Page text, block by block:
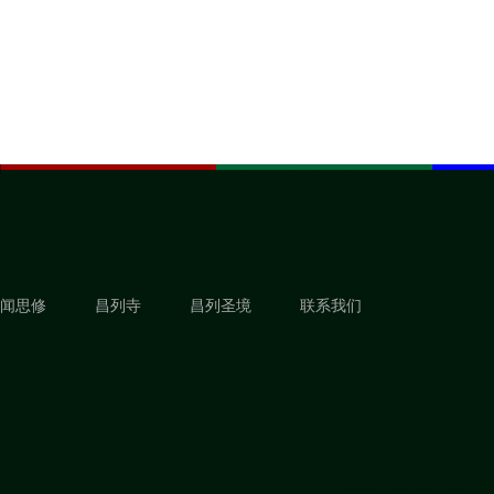
闻思修 昌列寺 昌列圣境 联系我们